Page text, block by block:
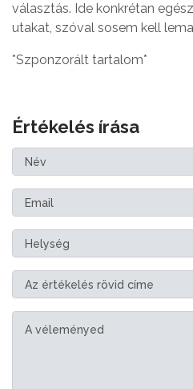
választás. Ide konkrétan
utakat, szóval sosem kell
*Szponzorált tartalom*
Értékelés írása